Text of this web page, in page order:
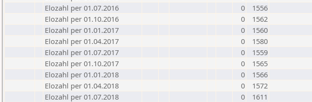
Elozahl per 01.07.2016
0
1556
Elozahl per 01.10.2016
0
1562
Elozahl per 01.01.2017
0
1560
Elozahl per 01.04.2017
0
1580
Elozahl per 01.07.2017
0
1559
Elozahl per 01.10.2017
0
1565
Elozahl per 01.01.2018
0
1566
Elozahl per 01.04.2018
0
1572
Elozahl per 01.07.2018
0
1611